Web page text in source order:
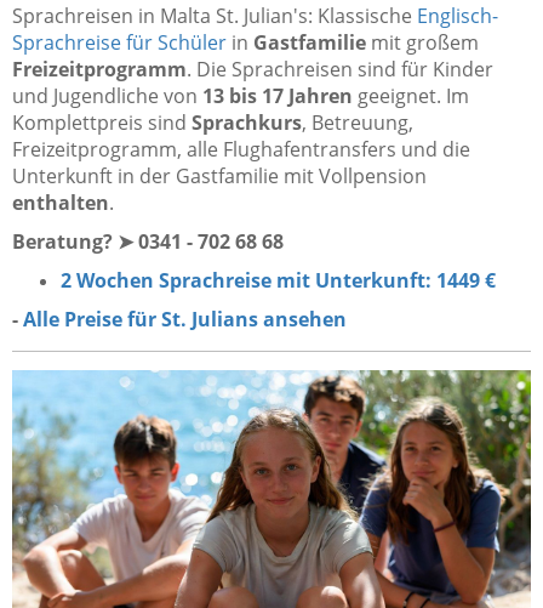
Sprachreisen in Malta St. Julian's: Klassische Englisch-
Sprachreise für Schüler in Gastfamilie mit großem
Freizeitprogramm. Die Sprachreisen sind für Kinder
und Jugendliche von 13 bis 17 Jahren geeignet. Im
Komplettpreis sind Sprachkurs, Betreuung,
Freizeitprogramm, alle Flughafentransfers und die
Unterkunft in der Gastfamilie mit Vollpension
enthalten.
Beratung? ➤ 0341 - 702 68 68
2 Wochen Sprachreise mit Unterkunft: 1449 €
-Alle Preise für St. Julians ansehen